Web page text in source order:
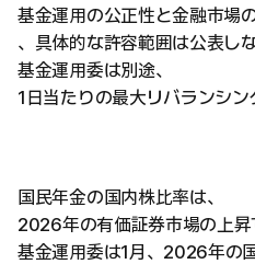
基金運用の公正性と金融市場
、具体的な許容範囲は公表し
基金運用委は別途、
1日当たりの最大リバランシン
国民年金の国内株比率は、
2026年の有価証券市場の上昇
基金運用委は1月、2026年の